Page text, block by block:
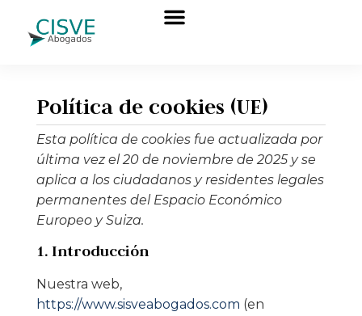
Política de cookies (UE)
Esta política de cookies fue actualizada por
última vez el 20 de noviembre de 2025 y se
aplica a los ciudadanos y residentes legales
permanentes del Espacio Económico
Europeo y Suiza.
1. Introducción
Nuestra web,
https://www.sisveabogados.com (en